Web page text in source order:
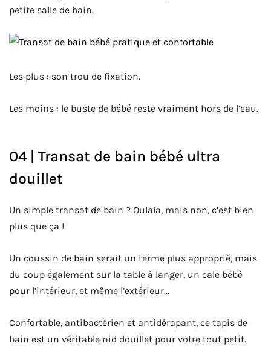
petite salle de bain.
Les plus : son trou de fixation.
Les moins : le buste de bébé reste vraiment hors de l’eau.
04 | Transat de bain bébé ultra
douillet
Un simple transat de bain ? Oulala, mais non, c’est bien
plus que ça !
Un coussin de bain serait un terme plus approprié, mais
du coup également sur la table à langer, un cale bébé
pour l’intérieur, et même l’extérieur…
Confortable, antibactérien et antidérapant, ce tapis de
bain est un véritable nid douillet pour votre tout petit.